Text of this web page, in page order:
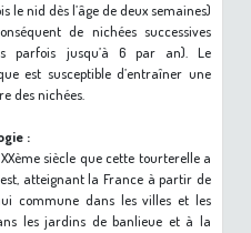
le nid dès l’âge de deux semaines)
de nichées successives
parfois jusqu’à 6 par an). Le
est susceptible d’entraîner une
des nichées.
:
siècle que cette tourterelle a
atteignant la France à partir de
commune dans les villes et les
les jardins de banlieue et à la